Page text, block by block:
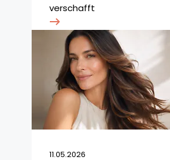
verschafft
11.05.2026